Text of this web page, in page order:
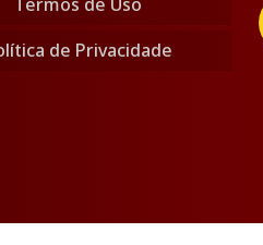
de Privacidade